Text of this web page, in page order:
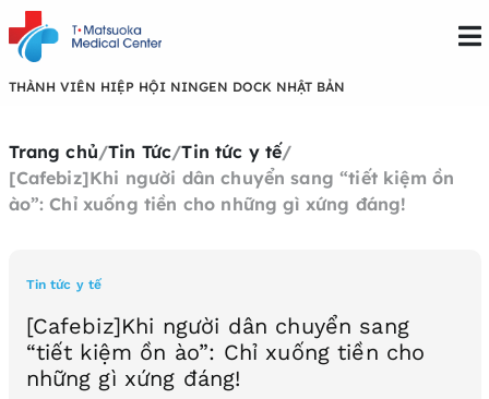
THÀNH VIÊN HIỆP HỘI NINGEN DOCK NHẬT BẢN
Trang chủ/Tin Tức/Tin tức y tế/
[Cafebiz]Khi người dân chuyển sang “tiết kiệm ồn
ào”: Chỉ xuống tiền cho những gì xứng đáng!
Tin tức y tế
[Cafebiz]Khi người dân chuyển sang
“tiết kiệm ồn ào”: Chỉ xuống tiền cho
những gì xứng đáng!